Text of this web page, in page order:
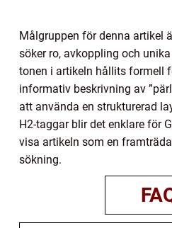
Målgruppen för denna artikel
söker ro, avkoppling och
tonen i artikeln hållits formell
informativ beskrivning av
att använda en strukturerad
H2-taggar blir det enklare för
visa artikeln som en
sökning.